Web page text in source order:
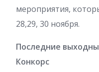
мероприятия,
28,29, 30 ноября.
Последние
Конкорс